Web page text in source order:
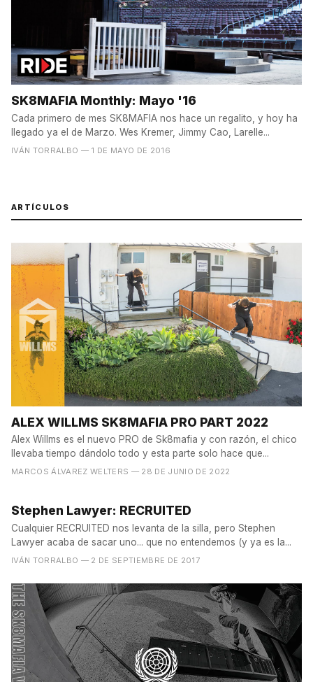
SK8MAFIA Monthly: Mayo '16
Cada primero de mes SK8MAFIA nos hace un regalito, y hoy ha
llegado ya el de Marzo. Wes Kremer, Jimmy Cao, Larelle...
IVÁN TORRALBO — 1 DE MAYO DE 2016
ARTÍCULOS
ALEX WILLMS SK8MAFIA PRO PART 2022
Alex Willms es el nuevo PRO de Sk8mafia y con razón, el chico
llevaba tiempo dándolo todo y esta parte solo hace que...
MARCOS ÁLVAREZ WELTERS — 28 DE JUNIO DE 2022
Stephen Lawyer: RECRUITED
Cualquier RECRUITED nos levanta de la silla, pero Stephen
Lawyer acaba de sacar uno... que no entendemos (y ya es la...
IVÁN TORRALBO — 2 DE SEPTIEMBRE DE 2017